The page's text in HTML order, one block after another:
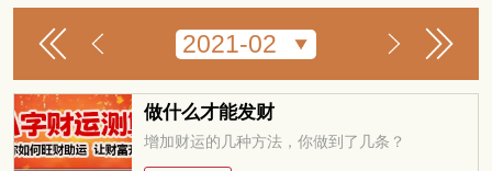
做什么才能发财
增加财运的几种方法，你做到了几条？